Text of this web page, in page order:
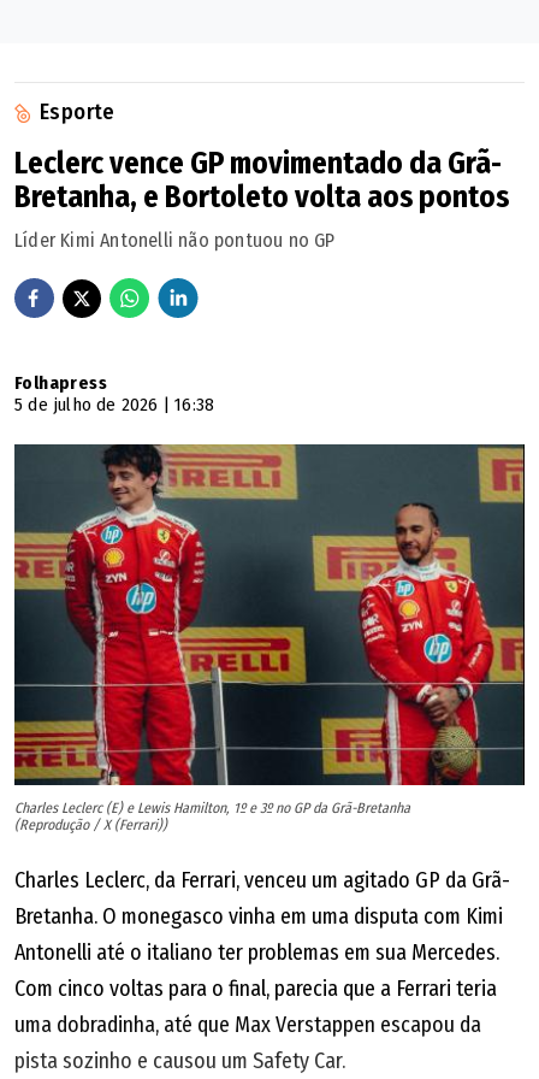
Esporte
Leclerc vence GP movimentado da Grã-
Bretanha, e Bortoleto volta aos pontos
Líder Kimi Antonelli não pontuou no GP
Folhapress
5 de julho de 2026 | 16:38
Charles Leclerc (E) e Lewis Hamilton, 1º e 3º no GP da Grã-Bretanha
(Reprodução / X (Ferrari))
Charles Leclerc, da Ferrari, venceu um agitado GP da Grã-
Bretanha. O monegasco vinha em uma disputa com Kimi
Antonelli até o italiano ter problemas em sua Mercedes.
Com cinco voltas para o final, parecia que a Ferrari teria
uma dobradinha, até que Max Verstappen escapou da
pista sozinho e causou um Safety Car.